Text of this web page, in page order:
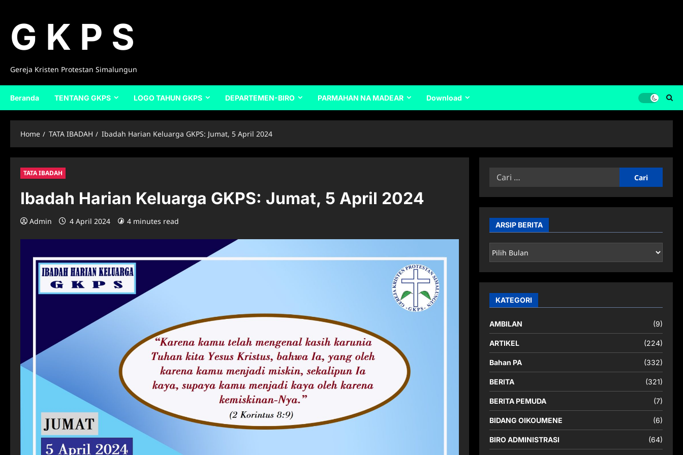
contentG K P S
Gereja Kristen Protestan Simalungun
Beranda TENTANG GKPS LOGO TAHUN GKPS DEPARTEMEN-BIRO PARMAHAN NA MADEAR Download
Home TATA IBADAH Ibadah Harian Keluarga GKPS: Jumat, 5 April 2024
TATA IBADAH
Ibadah Harian Keluarga GKPS: Jumat, 5 April 2024
Admin 4 April 2024 4 minutes read
Cari
ARSIP BERITA
ARSIP
BERITA
KATEGORI
AMBILAN (9)
ARTIKEL (224)
Bahan PA (332)
BERITA (321)
BERITA PEMUDA (7)
BIDANG OIKOUMENE (6)
BIRO ADMINISTRASI (64)